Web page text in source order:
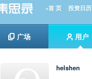
»首 页 投资日历
广场 用户
helshen